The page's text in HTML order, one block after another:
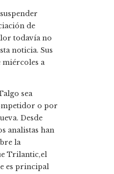
de
todavía no
noticia. Sus
miércoles a
sea
o por
Desde
analistas han
la
Trilantic,el
es principal